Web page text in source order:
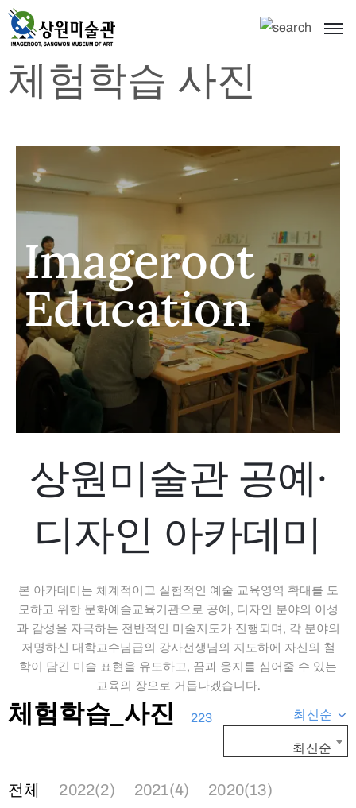
체험학습 사진
Imageroot
Education
상원미술관 공예·
디자인 아카데미
본 아카데미는 체계적이고 실험적인 예술 교육영역 확대를 도
모하고 위한 문화예술교육기관으로 공예, 디자인 분야의 이성
과 감성을 자극하는 전반적인 미술지도가 진행되며, 각 분야의
저명하신 대학교수님급의 강사선생님의 지도하에 자신의 철
학이 담긴 미술 표현을 유도하고, 꿈과 웅지를 심어줄 수 있는
교육의 장으로 거듭나겠습니다.
체험학습_사진 223 최신순
최신순
전체 2022(2) 2021(4)
2020(13)